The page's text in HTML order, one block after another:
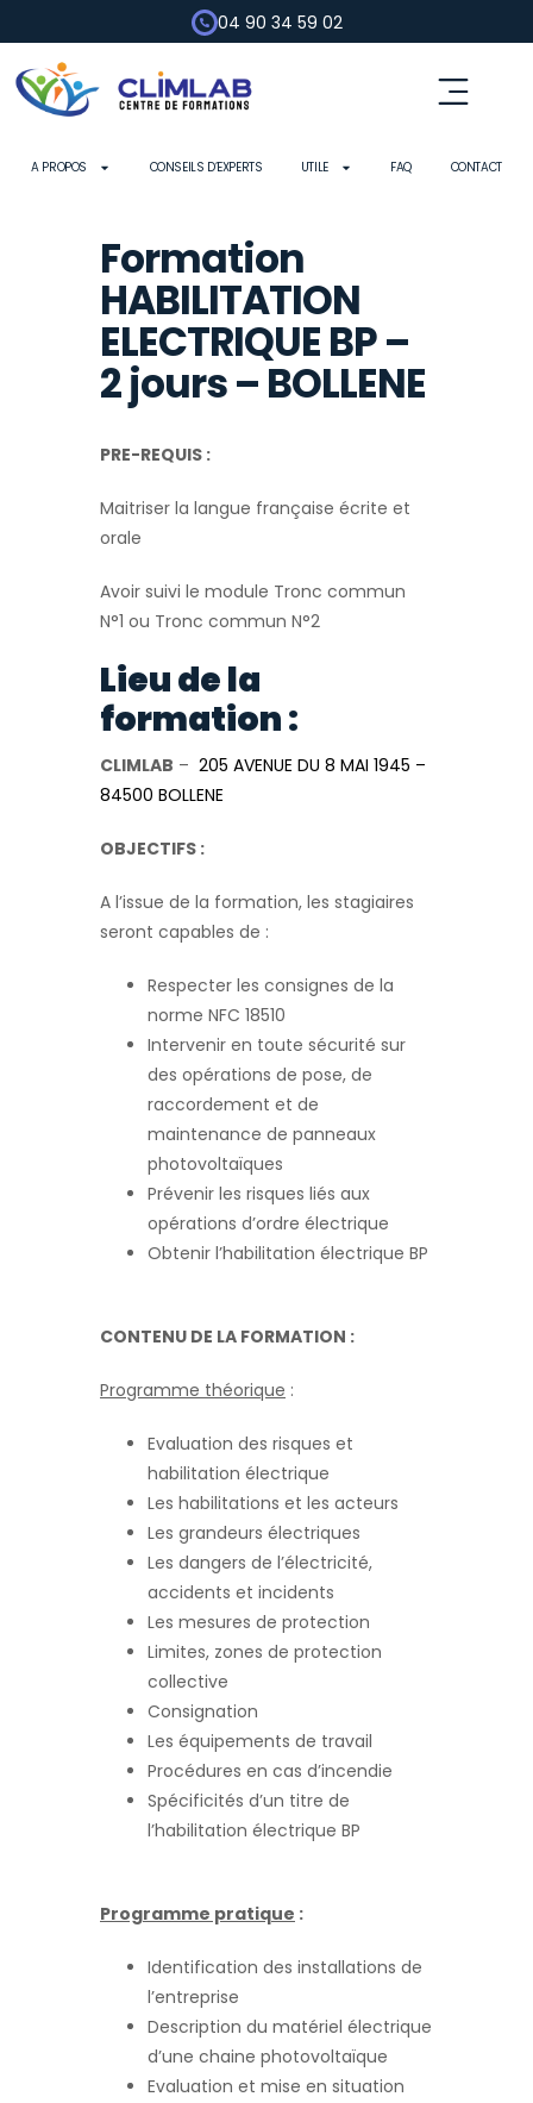
04 90 34 59 02
A PROPOS CONSEILS D’EXPERTS UTILE FAQ CONTACT
Formation
HABILITATION
ELECTRIQUE BP –
2 jours – BOLLENE
PRE-REQUIS :
Maitriser la langue française écrite et
orale
Avoir suivi le module Tronc commun
N°1 ou Tronc commun N°2
Lieu de la
formation :
CLIMLAB – 205 AVENUE DU 8 MAI 1945 –
84500 BOLLENE
OBJECTIFS :
A l’issue de la formation, les stagiaires
seront capables de :
Respecter les consignes de la
norme NFC 18510
Intervenir en toute sécurité sur
des opérations de pose, de
raccordement et de
maintenance de panneaux
photovoltaïques
Prévenir les risques liés aux
opérations d’ordre électrique
Obtenir l’habilitation électrique BP
CONTENU DE LA FORMATION :
Programme théorique :
Evaluation des risques et
habilitation électrique
Les habilitations et les acteurs
Les grandeurs électriques
Les dangers de l’électricité,
accidents et incidents
Les mesures de protection
Limites, zones de protection
collective
Consignation
Les équipements de travail
Procédures en cas d’incendie
Spécificités d’un titre de
l’habilitation électrique BP
Programme pratique :
Identification des installations de
l’entreprise
Description du matériel électrique
d’une chaine photovoltaïque
Evaluation et mise en situation